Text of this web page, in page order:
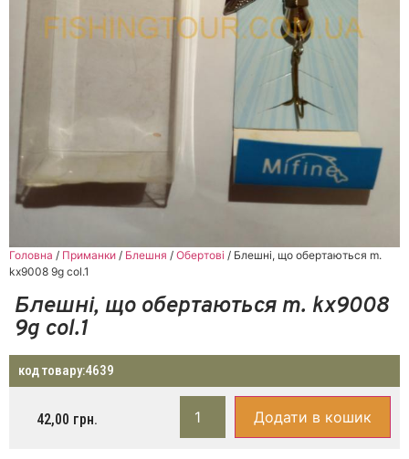
Головна / Приманки / Блешня / Обертові / Блешні, що обертаються m.
kx9008 9g col.1
Блешні, що обертаються m. kx9008
9g col.1
код товару:4639
42,00 грн. Додати в кошик